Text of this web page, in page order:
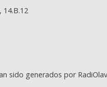
14.B.12
sido generados por